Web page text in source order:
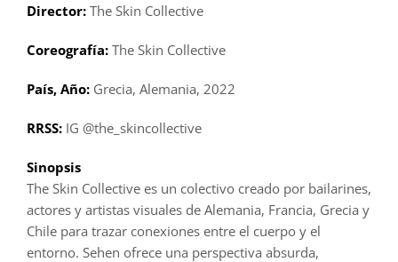
Director:The Skin Collective
Coreografía:The Skin Collective
País, Año:Grecia, Alemania, 2022
RRSS:IG @the_skincollective
Sinopsis
The Skin Collective es un colectivo creado por bailarines,
actores y artistas visuales de Alemania, Francia, Grecia y
Chile para trazar conexiones entre el cuerpo y el
entorno. Sehen ofrece una perspectiva absurda,